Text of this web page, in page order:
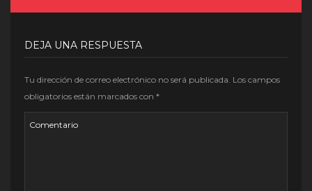
DEJA UNA RESPUESTA
Tu dirección de correo electrónico no será publicada. Los campos
obligatorios están marcados con *